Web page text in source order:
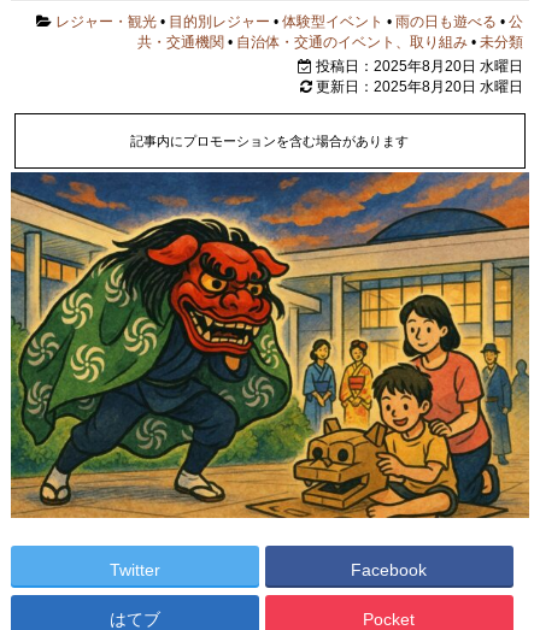
レジャー・観光 • 目的別レジャー •体験型イベント •雨の日も遊べる •公
共・交通機関 • 自治体・交通のイベント、取り組み •未分類
投稿日：2025年8月20日 水曜日
更新日：2025年8月20日 水曜日
記事内にプロモーションを含む場合があります
Twitter Facebook
はてブ Pocket